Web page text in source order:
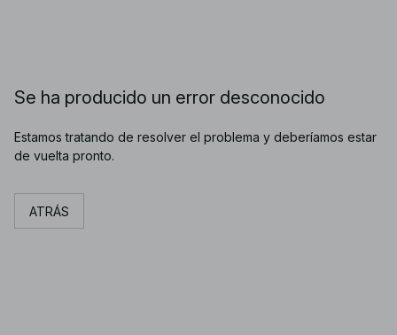
Se ha producido un error desconocido
Estamos tratando de resolver el problema y deberíamos estar
de vuelta pronto.
ATRÁS